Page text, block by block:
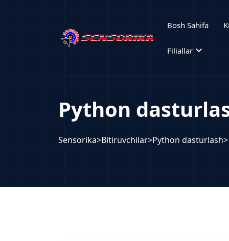
Bosh Sahifa
Filiallarexpand_more
Python
Sensorika>Bitiruvchilar>Python dasturlash